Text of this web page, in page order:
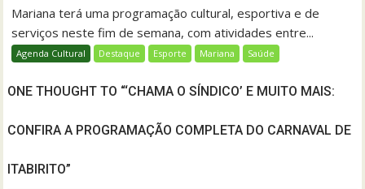
Mariana terá uma programação cultural, esportiva e de
serviços neste fim de semana, com atividades entre...
Agenda Cultural Destaque Esporte Mariana Saúde
ONE THOUGHT TO “‘CHAMA O SÍNDICO’ E MUITO MAIS:
CONFIRA A PROGRAMAÇÃO COMPLETA DO CARNAVAL DE
ITABIRITO”